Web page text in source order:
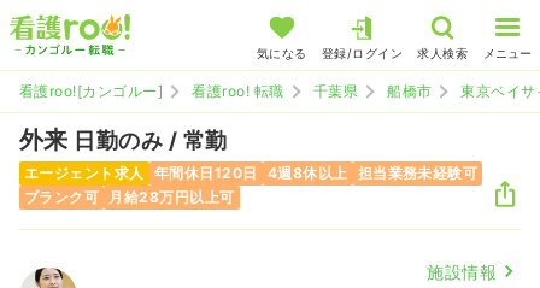
気になる 登録/ログイン 求人検索 メニュー
看護roo![カンゴルー] 看護roo! 転職 千葉県 船橋市 東京ベイ
外来 日勤のみ / 常勤
エージェント求人 年間休日120日 4週8休以上 担当業務未経験可
ブランク可
月給28万円以上可
施設情報